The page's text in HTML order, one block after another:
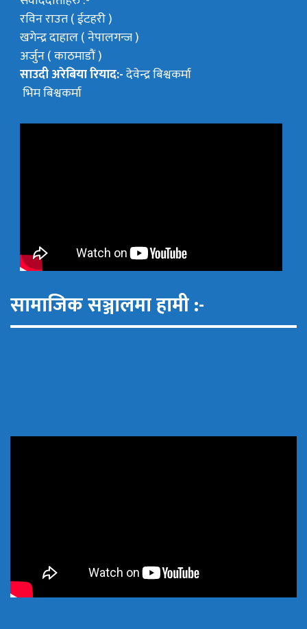
रविन राउत ( ईटहरी )
खगेन्द्र दाहाल ( नेपालगन्ज )
अर्जुन ( काठमाडौं )
साउदी अरेबिया रियाद:-देवेन्द्र बिश्वकर्मा
भिम बिश्वकर्मा
सामाजिक सञ्जालमा हामी :-